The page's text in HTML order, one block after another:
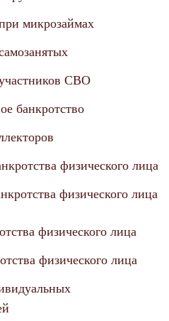
микрозаймах
СВО
банкротство
физического лица
физического лица
физического лица
физического лица